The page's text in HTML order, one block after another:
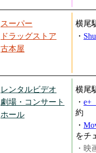
スーパー
ドラッグストア
古本屋
横尾
・
レンタルビデオ
劇場・コンサート
ホール
横尾
・ e+
約
・
をチ
・映